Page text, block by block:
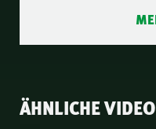
ÄHNLICHE